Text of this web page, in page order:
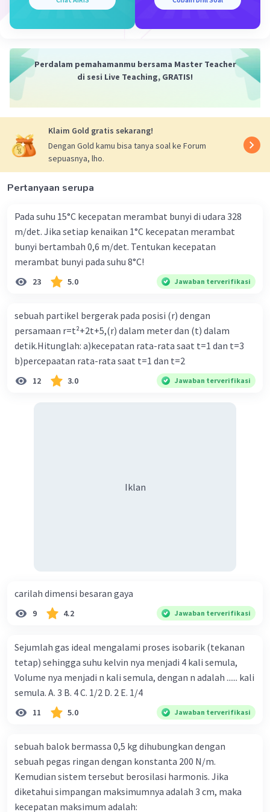
Perdalam pemahamanmu bersama Master Teacher
di sesi Live Teaching, GRATIS!
Klaim Gold gratis sekarang!
Dengan Gold kamu bisa tanya soal ke Forum
sepuasnya, lho.
Pertanyaan serupa
Pada suhu 15°C kecepatan merambat bunyi di udara 328
m/det. Jika setiap kenaikan 1°C kecepatan merambat
bunyi bertambah 0,6 m/det. Tentukan kecepatan
merambat bunyi pada suhu 8°C!
23 5.0 Jawaban terverifikasi
sebuah partikel bergerak pada posisi (r) dengan
persamaan r=t²+2t+5,(r) dalam meter dan (t) dalam
detik.Hitunglah: a)kecepatan rata-rata saat t=1 dan t=3
b)percepaatan rata-rata saat t=1 dan t=2
12 3.0 Jawaban terverifikasi
Iklan
carilah dimensi besaran gaya
9 4.2 Jawaban terverifikasi
Sejumlah gas ideal mengalami proses isobarik (tekanan
tetap) sehingga suhu kelvin nya menjadi 4 kali semula,
Volume nya menjadi n kali semula, dengan n adalah ...... kali
semula. A. 3 B. 4 C. 1/2 D. 2 E. 1/4
11 5.0 Jawaban terverifikasi
sebuah balok bermassa 0,5 kg dihubungkan dengan
sebuah pegas ringan dengan konstanta 200 N/m.
Kemudian sistem tersebut berosilasi harmonis. Jika
diketahui simpangan maksimumnya adalah 3 cm, maka
kecepatan maksimum adalah: